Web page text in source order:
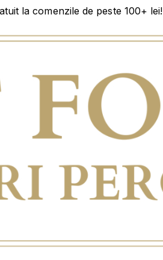
la comenzile de peste 100+ lei!